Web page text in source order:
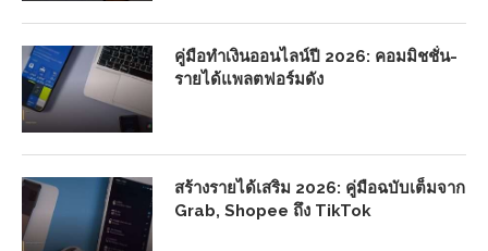
คู่มือทำเงินออนไลน์ปี 2026: คอมมิชชั่น-
รายได้แพลตฟอร์มดัง
สร้างรายได้เสริม 2026: คู่มือฉบับเต็มจาก
Grab, Shopee ถึง TikTok